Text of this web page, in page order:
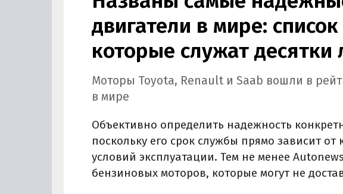
двигатели в мире:
которые служат десятки
Моторы Toyota, Renault и Saab вошли в
в мире
Объективно определить надежность
поскольку его срок службы прямо зависит
условий эксплуатации. Тем не менее
бензиновых моторов, которые могут не